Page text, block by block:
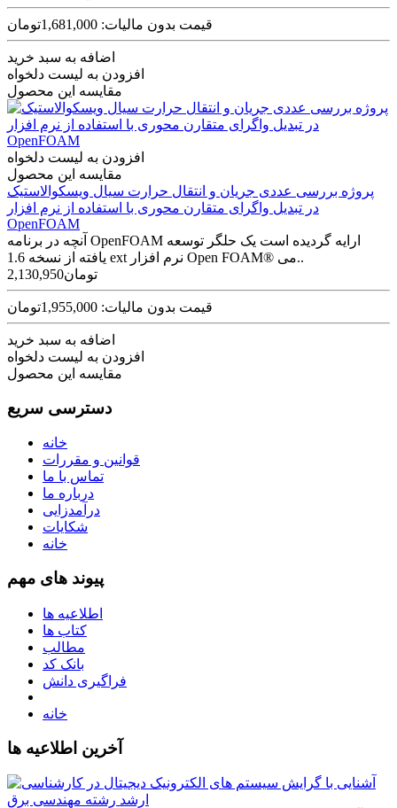
قیمت بدون مالیات: 1,681,000تومان
اضافه به سبد خرید
افزودن به لیست دلخواه
مقایسه این محصول
افزودن به لیست دلخواه
مقایسه این محصول
پروژه بررسی عددی جریان و انتقال حرارت سیال ویسکوالاستیک
در تبدیل واگرای متقارن محوری با استفاده از نرم افزار
OpenFOAM
آنچه در برنامه OpenFOAM ارایه گردیده است یک حلگر توسعه
یافته از نسخه 1.6 ext نرم افزار Open FOAM® می..
2,130,950تومان
قیمت بدون مالیات: 1,955,000تومان
اضافه به سبد خرید
افزودن به لیست دلخواه
مقایسه این محصول
دسترسی سریع
خانه
قوانین و مقررات
تماس با ما
درباره ما
درآمدزایی
شکایات
خانه
پیوند های مهم
اطلاعیه ها
کتاب ها
مطالب
بانک کد
فراگیری دانش
خانه
آخرین اطلاعیه ها